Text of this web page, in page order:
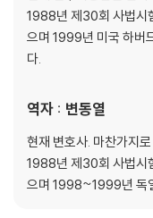
1988년 제30회 사법시
으며 1999년 미국 하버
다.
역자 : 변동열
현재 변호사. 마찬가지
1988년 제30회 사법시
으며 1998~1999년 독